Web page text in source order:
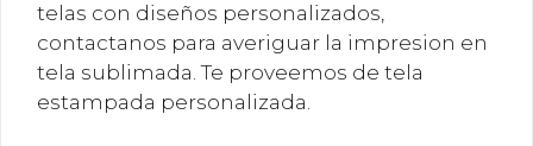
telas con diseños personalizados,
contactanos para averiguar la impresion en
tela sublimada. Te proveemos de tela
estampada personalizada.